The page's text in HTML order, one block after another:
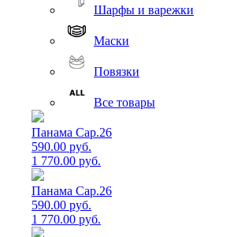
Шарфы и варежки
Маски
Повязки
Все товары
Панама Cap.26
590.00 руб.
1 770.00 руб.
Панама Cap.26
590.00 руб.
1 770.00 руб.